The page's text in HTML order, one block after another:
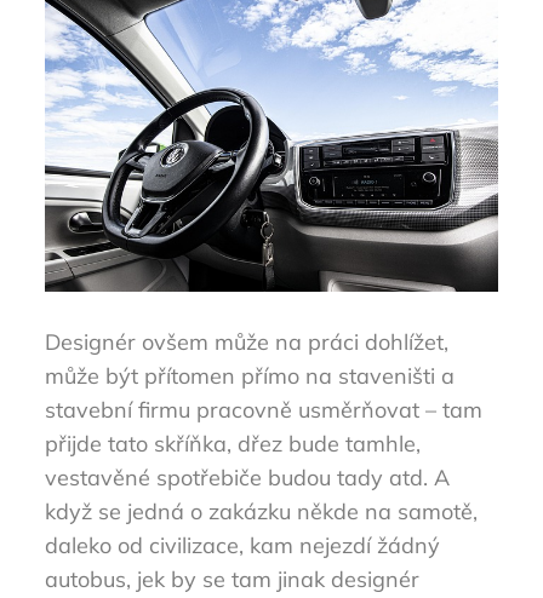
Designér ovšem může na práci dohlížet,
může být přítomen přímo na staveništi a
stavební firmu pracovně usměrňovat – tam
přijde tato skříňka, dřez bude tamhle,
vestavěné spotřebiče budou tady atd. A
když se jedná o zakázku někde na samotě,
daleko od civilizace, kam nejezdí žádný
autobus, jek by se tam jinak designér